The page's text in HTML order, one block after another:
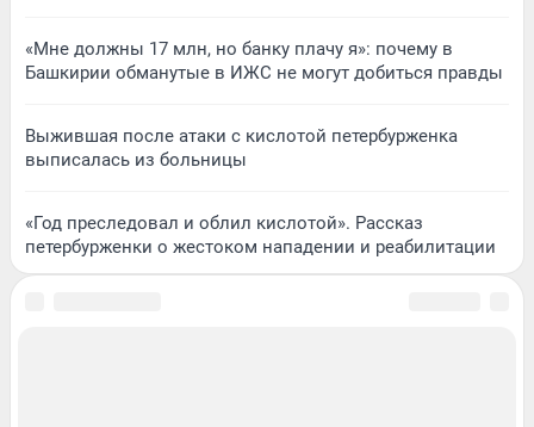
«Мне должны 17 млн, но банку плачу я»: почему в
Башкирии обманутые в ИЖС не могут добиться правды
Выжившая после атаки с кислотой петербурженка
выписалась из больницы
«Год преследовал и облил кислотой». Рассказ
петербурженки о жестоком нападении и реабилитации